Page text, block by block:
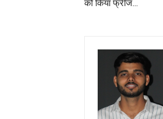
को किया फ्रीज…